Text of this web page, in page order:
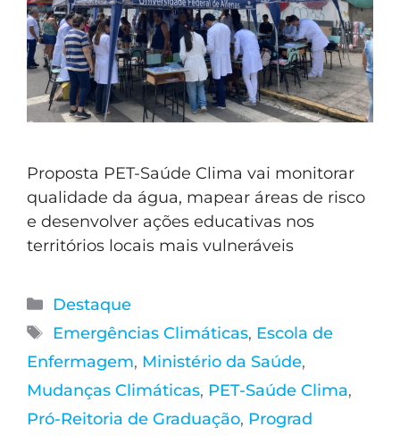
Proposta PET-Saúde Clima vai monitorar
qualidade da água, mapear áreas de risco
e desenvolver ações educativas nos
territórios locais mais vulneráveis
Destaque
Emergências Climáticas, Escola de
Enfermagem, Ministério da Saúde,
Mudanças Climáticas, PET-Saúde Clima,
Pró-Reitoria de Graduação, Prograd